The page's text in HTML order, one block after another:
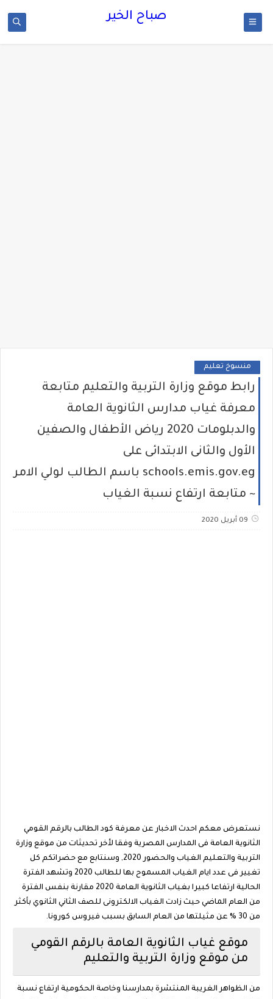
صباح الخير
منسوخ تعليم
رابط موقع وزارة التربية والتعليم متابعة
معرفة غياب مدارس الثانوية العامة
والدبلومات 2020 رياض الأطفال والصفين
الأول والثانى الابتدائى على
schools.emis.gov.eg باسم الطالب لولي الامر
~ متابعة ارتفاع نسبة الغياب
09 أبريل 2020
نستعرض معكم احدث الاخبار عن معرفة كود الطالب بالرقم القومي
الثانوية العامة فى المدارس المصرية وفقا لأخر تحديثات من موقع وزارة
التربية والتعليم الغياب والحضور 2020, وسنتابع مع حضراتكم كل
تغيير فى عدد ايام الغياب المسموح بها للطالب 2020 وتشهد الفترة
الحالية ارتفاعا كبيرا بغياب الثانوية العامة 2020 مقارنة بنفس الفترة
من العام الماضي حيث زادت الغياب الالكترونى للصف الثاني الثانوي بأكثر
من 30 % عن مثيلتها من العام السابق بسبب فيروس كورونا.
موقع غياب الثانوية العامة بالرقم القومي
من موقع وزارة التربية والتعليم
من الظواهر الغريبة المنتشرة بمدارسنا وخاصة الحكومية ارتفاع نسبة